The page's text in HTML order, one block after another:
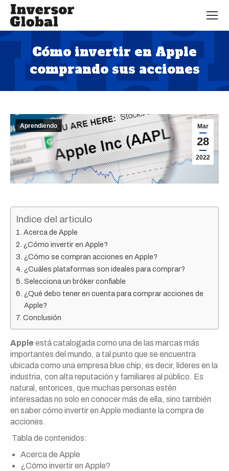
Cómo invertir en Apple
comprando sus acciones
Estás aquí:
Mar
28
2022
Aprendiendo
Indice del articulo
Acerca de Apple
¿Cómo invertir en Apple?
¿Cómo se compran acciones en Apple?
¿Cuáles plataformas son ideales para comprar?
Selecciona un bróker confiable
¿Qué debo tener en cuenta para comprar acciones de
Apple?
Conclusión
Apple está catalogada como una de las marcas más
importantes del mundo, a tal punto que se encuentra
ubicada como una empresa blue chip; es decir, líderes en la
industria, con alta reputación y familiares al público. Es
natural, entonces, que muchas personas estén
interesadas no solo en conocer más de ella, sino también
en saber cómo invertir en Apple mediante la compra de
acciones.
Tabla de contenidos:
Acerca de Apple
¿Cómo invertir en Apple?